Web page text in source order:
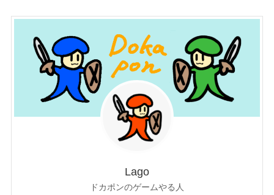
Lago
ドカポンのゲームやる人